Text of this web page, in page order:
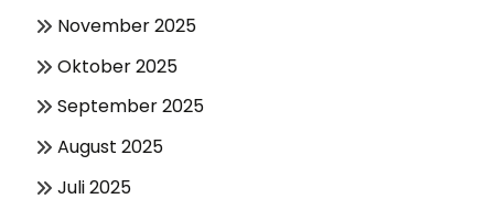
November 2025
Oktober 2025
September 2025
August 2025
Juli 2025